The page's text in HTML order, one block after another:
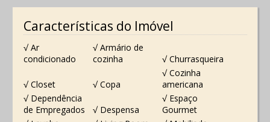
Características do Imóvel
√ Ar
condicionado
√ Armário de
cozinha
√ Churrasqueira
√ Closet √ Copa
√ Cozinha
americana
√ Dependência
de Empregados
√ Despensa
√ Espaço
Gourmet